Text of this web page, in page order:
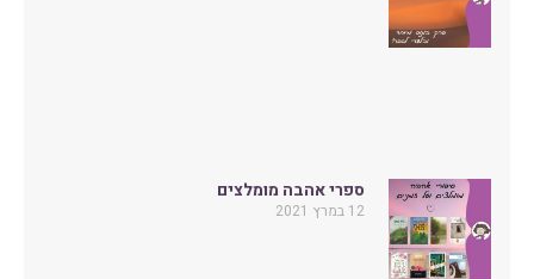
ספרי אהבה מומלצים
12 במרץ 2021